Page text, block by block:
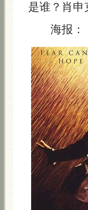
是谁？肖申
海报：